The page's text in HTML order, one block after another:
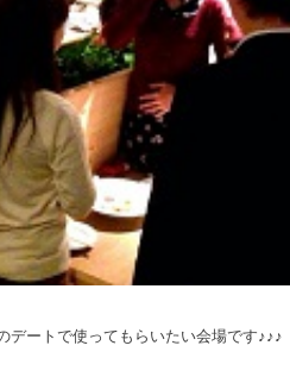
デートで使ってもらいたい会場です♪♪♪